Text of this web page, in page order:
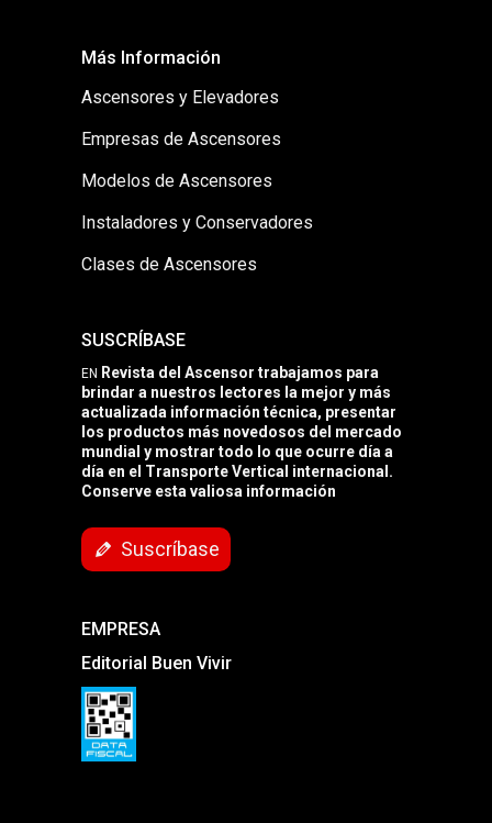
Más Información
Ascensores y Elevadores
Empresas de Ascensores
Modelos de Ascensores
Instaladores y Conservadores
Clases de Ascensores
SUSCRÍBASE
EN Revista del Ascensor trabajamos para
brindar a nuestros lectores la mejor y más
actualizada información técnica, presentar
los productos más novedosos del mercado
mundial y mostrar todo lo que ocurre día a
día en el Transporte Vertical internacional.
Conserve esta valiosa información
Suscríbase
EMPRESA
Editorial Buen Vivir